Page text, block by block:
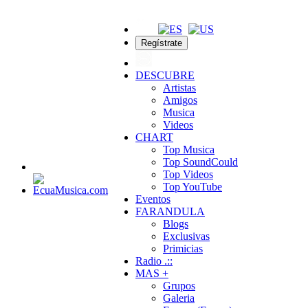
Regístrate
DESCUBRE
Artistas
Amigos
Musica
Videos
CHART
Top Musica
Top SoundCould
Top Videos
Top YouTube
Eventos
FARANDULA
Blogs
Exclusivas
Primicias
Radio .::
MAS +
Grupos
Galeria